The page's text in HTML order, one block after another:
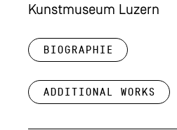
Kunstmuseum Luzern
Biographie
Additional works